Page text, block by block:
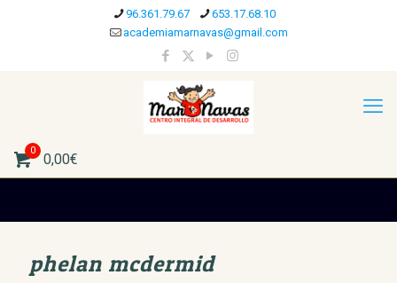
96.361.79.67
653.17.68.10
academiamarnavas@gmail.com
0
0,00€
phelan mcdermid